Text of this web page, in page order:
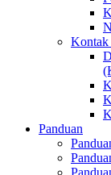
Kontak
Panduan